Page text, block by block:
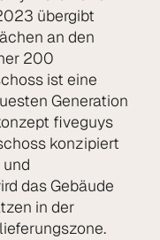
übergibt
an den
200
ist eine
Generation
fiveguys
konzipiert
und
das Gebäude
in der